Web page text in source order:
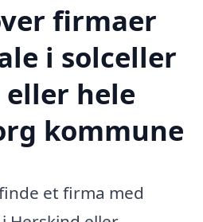
firmaer
i solceller
hele
kommune
et firma med